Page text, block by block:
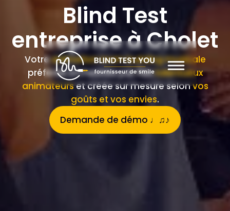
Blind Test
entreprise à Cholet
Votreanimation team building musicale
préférée orchestrée par nostalentueux
animateurset créée sur mesure selonvos
goûts et vos envies.
Demande de démo ♩♫♪